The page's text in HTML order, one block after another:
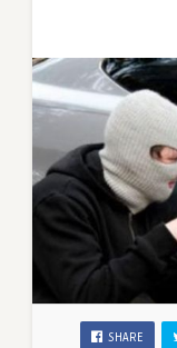
SHARE